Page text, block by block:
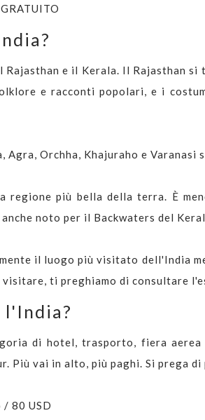
e il Kerala. Il Rajasthan
e racconti popolari, e i
Orchha, Khajuraho e Varanasi
regione più bella della terra. È
noto per il Backwaters del
il luogo più visitato dell'India
visitare, ti preghiamo di consultare
l'India?
di hotel, trasporto, fiera
Più vai in alto, più paghi. Si prega
80 USD